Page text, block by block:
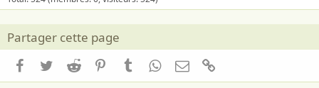
Partager cette page
Facebook
TwitterReddit PinterestTumblrWhatsApp
Email